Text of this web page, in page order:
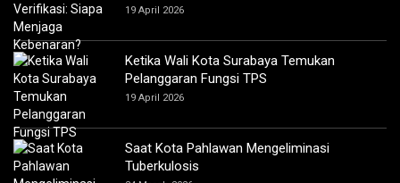
19 April 2026
Ketika Wali Kota Surabaya Temukan
Pelanggaran Fungsi TPS
19 April 2026
Saat Kota Pahlawan Mengeliminasi
Tuberkulosis